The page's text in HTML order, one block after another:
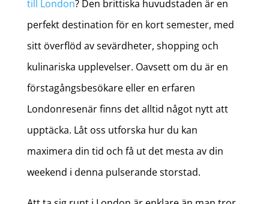
till London? Den brittiska huvudstaden är en
perfekt destination för en kort semester, med
sitt överflöd av sevärdheter, shopping och
kulinariska upplevelser. Oavsett om du är en
förstagångsbesökare eller en erfaren
Londonresenär finns det alltid något nytt att
upptäcka. Låt oss utforska hur du kan
maximera din tid och få ut det mesta av din
weekend i denna pulserande storstad.